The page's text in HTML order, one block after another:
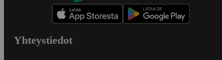
Yhteystiedot